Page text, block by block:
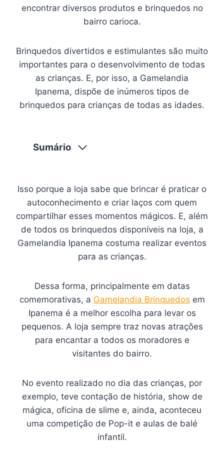
encontrar diversos produtos e brinquedos no
bairro carioca.
Brinquedos divertidos e estimulantes são muito
importantes para o desenvolvimento de todas
as crianças. E, por isso, a Gamelandia
Ipanema, dispõe de inúmeros tipos de
brinquedos para crianças de todas as idades.
Sumário
Isso porque a loja sabe que brincar é praticar o
autoconhecimento e criar laços com quem
compartilhar esses momentos mágicos. E, além
de todos os brinquedos disponíveis na loja, a
Gamelandia Ipanema costuma realizar eventos
para as crianças.
Dessa forma, principalmente em datas
comemorativas, a Gamelandia Brinquedos em
Ipanema é a melhor escolha para levar os
pequenos. A loja sempre traz novas atrações
para encantar a todos os moradores e
visitantes do bairro.
No evento realizado no dia das crianças, por
exemplo, teve contação de história, show de
mágica, oficina de slime e, ainda, aconteceu
uma competição de Pop-it e aulas de balé
infantil.